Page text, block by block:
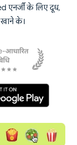
एनर्जी के लिए दूध,
के।